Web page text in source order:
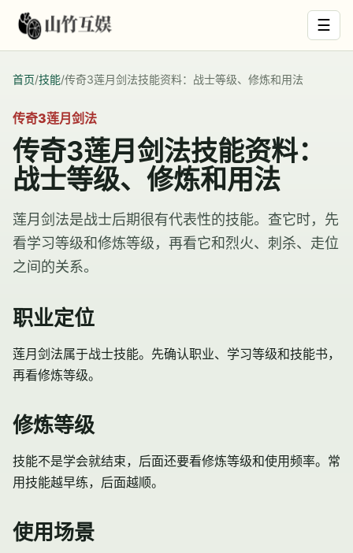
☰
首页/技能/传奇3莲月剑法技能资料：战士等级、修炼和用法
传奇3莲月剑法
传奇3莲月剑法技能资料：
战士等级、修炼和用法
莲月剑法是战士后期很有代表性的技能。查它时，先
看学习等级和修炼等级，再看它和烈火、刺杀、走位
之间的关系。
职业定位
莲月剑法属于战士技能。先确认职业、学习等级和技能书，
再看修炼等级。
修炼等级
技能不是学会就结束，后面还要看修炼等级和使用频率。常
用技能越早练，后面越顺。
使用场景